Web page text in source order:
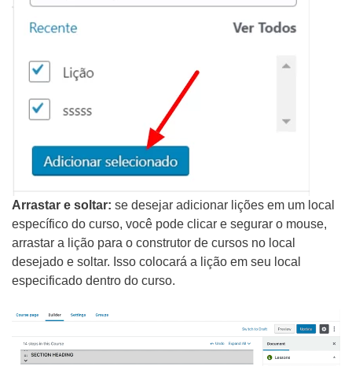
Arrastar e soltar: se desejar adicionar lições em um local
específico do curso, você pode clicar e segurar o mouse,
arrastar a lição para o construtor de cursos no local
desejado e soltar. Isso colocará a lição em seu local
especificado dentro do curso.